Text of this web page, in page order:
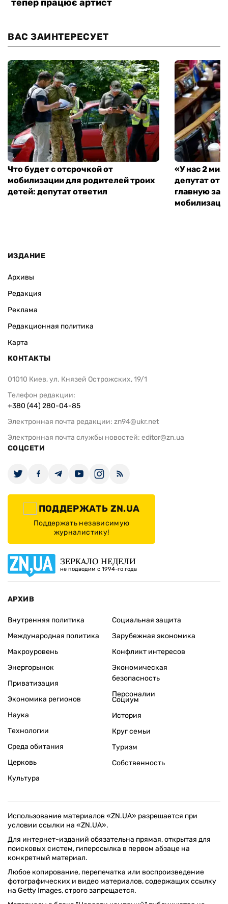
ВАС ЗАИНТЕРЕСУЕТ
Что будет с отсрочкой от
мобилизации для родителей троих
детей: депутат ответил
«У нас 2
депутат от
главную
ИЗДАНИЕ
Архивы
Редакция
Реклама
Редакционная политика
Карта
КОНТАКТЫ
01010 Киев, ул. Князей Острожских, 19/1
Телефон редакции:
+380 (44) 280-04-85
Электронная почта редакции: zn94@ukr.net
Электронная почта службы новостей: editor@zn.ua
СОЦСЕТИ
ПОДДЕРЖАТЬ ZN.UA
Поддержать независимую
журналистику!
ЗЕРКАЛО НЕДЕЛИ
не подводим с 1994-го года
АРХИВ
Внутренняя политика
Международная политика
Макроуровень
Энергорынок
Приватизация
Экономика регионов
Социальная защита
Зарубежная экономика
Конфликт интересов
Экономическая
безопасность
Персоналии
Наука
Технологии
Среда обитания
Церковь
Культура
Социум
История
Круг семьи
Туризм
Собственность
Использование материалов «ZN.UA» разрешается при
условии ссылки на «ZN.UA».
Для интернет-изданий обязательна прямая, открытая для
поисковых систем, гиперссылка в первом абзаце на
конкретный материал.
Любое копирование, перепечатка или воспроизведение
фотографических и видео материалов, содержащих ссылку
на Getty Images, строго запрещается.